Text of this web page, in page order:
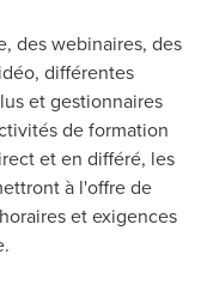
des webinaires, des
différentes
et gestionnaires
de formation
et en différé, les
à l'offre de
et exigences